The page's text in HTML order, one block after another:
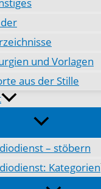
und Vorlagen
aus der Stille
– stöbern
Kategorien